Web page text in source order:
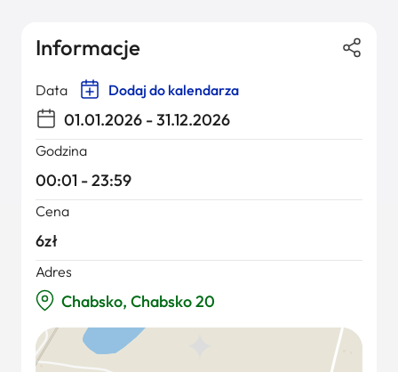
Informacje
Data Dodaj do kalendarza
01.01.2026 - 31.12.2026
Godzina
00:01 - 23:59
Cena
6zł
Adres
Chabsko, Chabsko 20